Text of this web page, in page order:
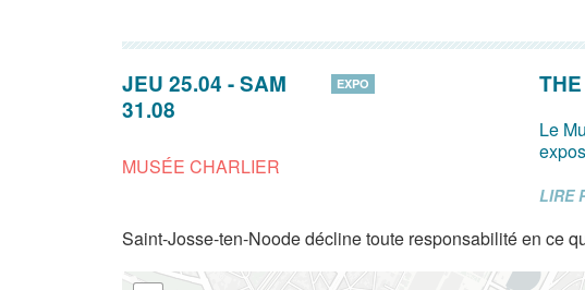
JEU 25.04 -SAM
31.08
MUSÉE CHARLIER
EXPO
Le
LIRE
Saint-Josse-ten-Noode décline toute responsabilité en ce